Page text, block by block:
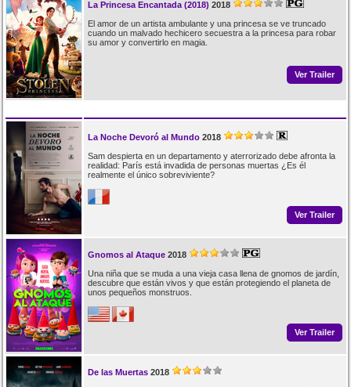
La Princesa Encantada (2018) 2018
El amor de un artista ambulante y una princesa se ve truncado
cuando un malvado hechicero secuestra a la princesa para robar
su amor y convertirlo en magia.
Ver Trailer
La Noche Devoró al Mundo 2018
Sam despierta en un departamento y aterrorizado debe afronta la
realidad: París está invadida de personas muertas ¿Es él
realmente el único sobreviviente?
Ver Trailer
Gnomos al Ataque 2018
Una niña que se muda a una vieja casa llena de gnomos de jardín,
descubre que están vivos y que están protegiendo el planeta de
unos pequeños monstruos.
Ver Trailer
De las Muertas 2018